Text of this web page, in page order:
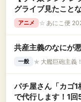
グライブ見たこと
アニメ ☆ あにこ便
共産主義のなにが
一般 ★ 大艦巨砲主
パチ屋さん「カゴ
で代行します！1